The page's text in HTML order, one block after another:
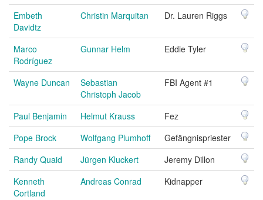
Embeth
Davidtz
Christin Marquitan Dr. Lauren Riggs
Marco
Rodríguez
Gunnar Helm Eddie Tyler
Wayne Duncan
Sebastian
Christoph Jacob
FBI Agent #1
Paul Benjamin Helmut Krauss
Fez
Pope Brock
Wolfgang Plumhoff
Gefängnispriester
Randy Quaid
Jürgen Kluckert
Jeremy Dillon
Kenneth
Cortland
Andreas Conrad Kidnapper